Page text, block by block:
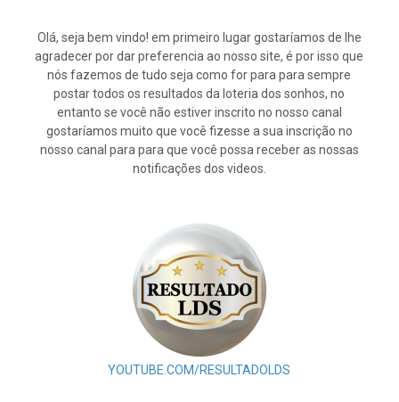
Olá, seja bem vindo! em primeiro lugar gostaríamos de lhe
agradecer por dar preferencia ao nosso site, é por isso que
nós fazemos de tudo seja como for para para sempre
postar todos os resultados da loteria dos sonhos, no
entanto se você não estiver inscrito no nosso canal
gostaríamos muito que você fizesse a sua inscrição no
nosso canal para para que você possa receber as nossas
notificações dos videos.
YOUTUBE.COM/RESULTADOLDS